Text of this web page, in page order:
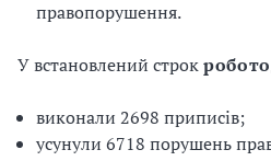
правопорушення.
У встановлений строк
виконали 2698 приписів;
усунули 6718 порушень